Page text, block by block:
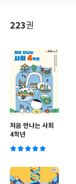
223권
처음 만나는 사회
4학년